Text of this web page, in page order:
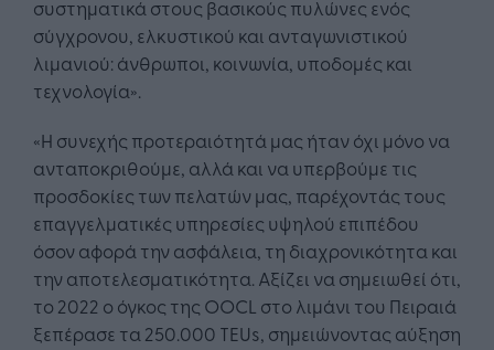
συστηματικά στους βασικούς πυλώνες ενός
σύγχρονου, ελκυστικού και ανταγωνιστικού
λιμανιού: άνθρωποι, κοινωνία, υποδομές και
τεχνολογία».
«Η συνεχής προτεραιότητά μας ήταν όχι μόνο να
ανταποκριθούμε, αλλά και να υπερβούμε τις
προσδοκίες των πελατών μας, παρέχοντάς τους
επαγγελματικές υπηρεσίες υψηλού επιπέδου
όσον αφορά την ασφάλεια, τη διαχρονικότητα και
την αποτελεσματικότητα. Αξίζει να σημειωθεί ότι,
το 2022 ο όγκος της OOCL στο λιμάνι του Πειραιά
ξεπέρασε τα 250.000 TEUs, σημειώνοντας αύξηση